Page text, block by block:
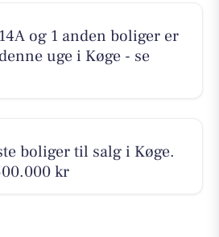
og 1 anden boliger er
uge i Køge - se
boliger til salg i Køge.
kr